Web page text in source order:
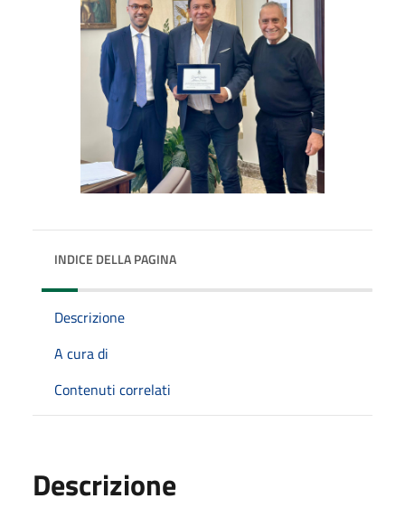
INDICE DELLA PAGINA
Descrizione
A cura di
Contenuti correlati
Descrizione